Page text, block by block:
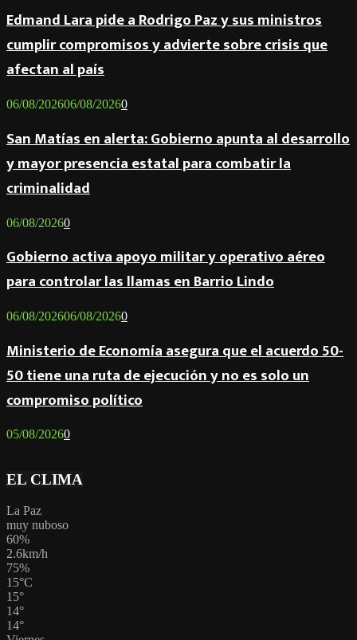
Edmand Lara pide a Rodrigo Paz y sus ministros
cumplir compromisos y advierte sobre crisis que
afectan al país
06/08/202606/08/20260
San Matías en alerta: Gobierno apunta al desarrollo
y mayor presencia estatal para combatir la
criminalidad
06/08/20260
Gobierno activa apoyo militar y operativo aéreo
para controlar las llamas en Barrio Lindo
06/08/202606/08/20260
Ministerio de Economía asegura que el acuerdo 50-
50 tiene una ruta de ejecución y no es solo un
compromiso político
05/08/20260
EL CLIMA
La Paz
muy nuboso
60%
2.6km/h
75%
15°C
15°
14°
14°